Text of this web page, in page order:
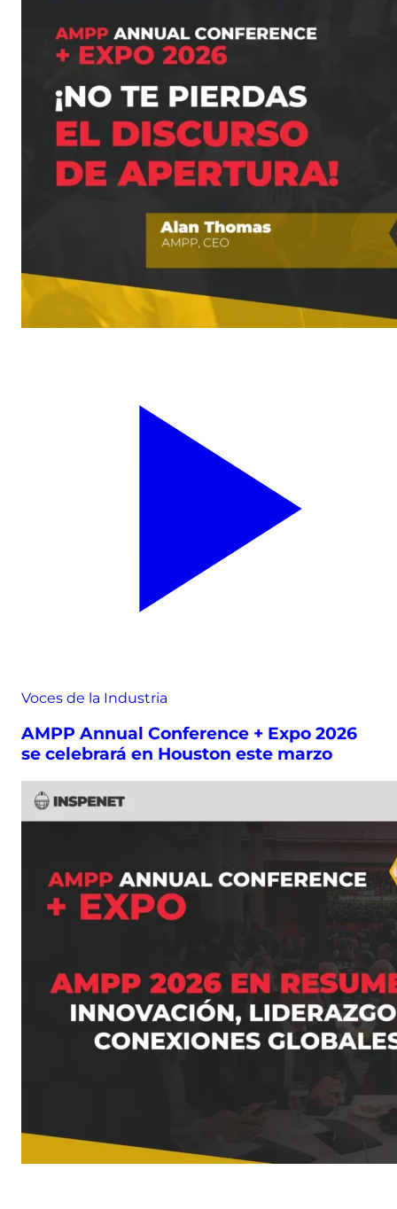
Voces de la Industria
AMPP Annual Conference + Expo 2026
se celebrará en Houston este marzo